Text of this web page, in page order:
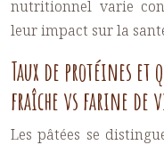
nutritionnel varie
leur impact sur la
Taux de protéines et
fraîche vs farine de
Les pâtées se